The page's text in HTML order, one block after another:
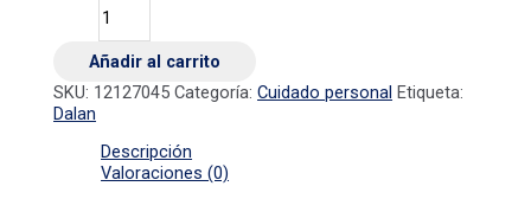
Añadir al carrito
SKU: 12127045 Categoría:Cuidado personal Etiqueta:
Dalan
Descripción
Valoraciones (0)